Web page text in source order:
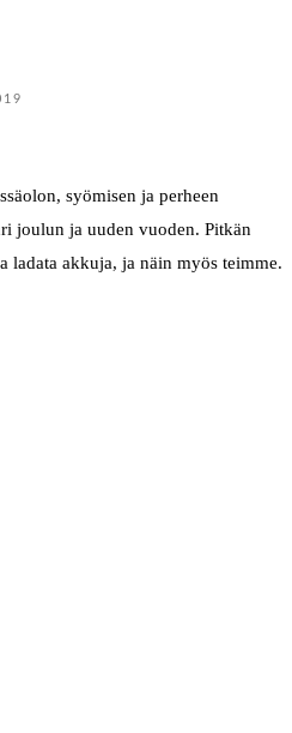
syömisen ja perheen
joulun ja uuden vuoden. Pitkän
ladata akkuja, ja näin myös teimme.